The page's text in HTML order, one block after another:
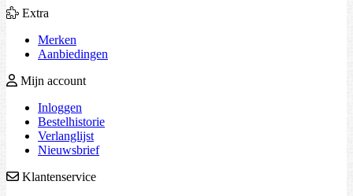
Extra
Merken
Aanbiedingen
Mijn account
Inloggen
Bestelhistorie
Verlanglijst
Nieuwsbrief
Klantenservice